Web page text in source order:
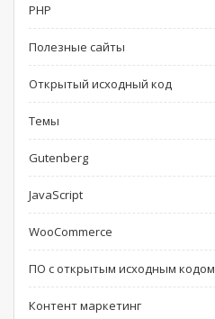
PHP
Полезные сайты
Открытый исходный код
Темы
Gutenberg
JavaScript
WooCommerce
ПО с открытым исходным кодом
Контент маркетинг